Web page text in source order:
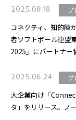
2025.08.18 プ
コネクティ、知的障
者ソフトボール連盟
2025」にパートナー
2025.06.24 プ
大企業向け「
タ」をリリース。ノ